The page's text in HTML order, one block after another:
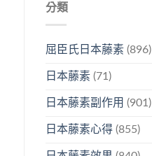
分類
屈臣氏日本藤素(896)
日本藤素(71)
日本藤素副作用 (901)
日本藤素心得(855)